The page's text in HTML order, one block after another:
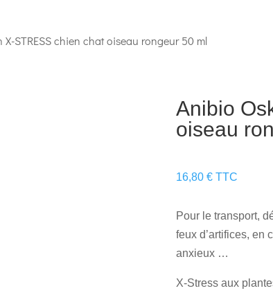
X-STRESS chien chat oiseau rongeur 50 ml
Anibio
oiseau
16,80 € TTC
Pour le transport,
feux d’artifices, en
anxieux …
X-Stress aux